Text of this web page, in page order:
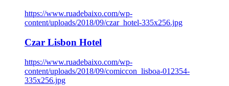
https://www.ruadebaixo.com/wp-
content/uploads/2018/09/czar_hotel-335x256.jpg
Czar Lisbon Hotel
https://www.ruadebaixo.com/wp-
content/uploads/2018/09/comiccon_lisboa-012354-
335x256.jpg